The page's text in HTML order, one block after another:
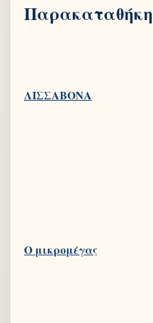
Παρακαταθήκη